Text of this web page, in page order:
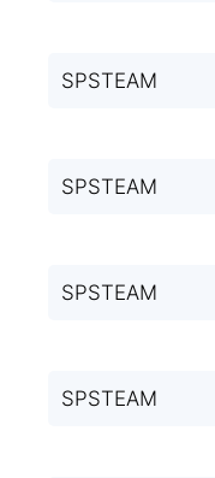
SPSTEAM
SPSTEAM
SPSTEAM
SPSTEAM